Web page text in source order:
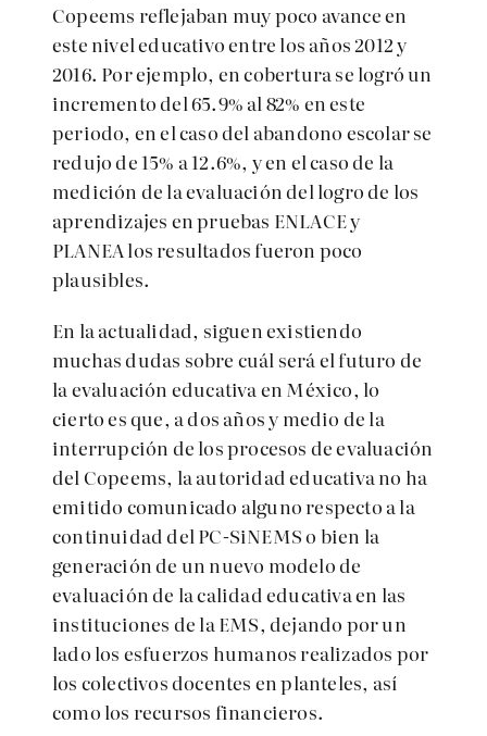
Copeems reflejaban muy poco avance en
este nivel educativo entre los años 2012 y
2016. Por ejemplo, en cobertura se logró un
incremento del 65.9% al 82% en este
periodo, en el caso del abandono escolar se
redujo de 15% a 12.6%, y en el caso de la
medición de la evaluación del logro de los
aprendizajes en pruebas ENLACE y
PLANEA los resultados fueron poco
plausibles.
En la actualidad, siguen existiendo
muchas dudas sobre cuál será el futuro de
la evaluación educativa en México, lo
cierto es que, a dos años y medio de la
interrupción de los procesos de evaluación
del Copeems, la autoridad educativa no ha
emitido comunicado alguno respecto a la
continuidad del PC-SiNEMS o bien la
generación de un nuevo modelo de
evaluación de la calidad educativa en las
instituciones de la EMS, dejando por un
lado los esfuerzos humanos realizados por
los colectivos docentes en planteles, así
como los recursos financieros.